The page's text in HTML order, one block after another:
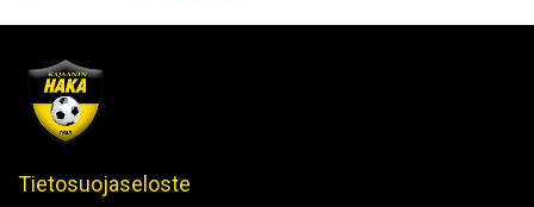
Tietosuojaseloste